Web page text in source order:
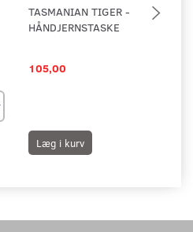
TASMANIAN TIGER -
HÅNDJERNSTASKE
105,00
Læg i kurv